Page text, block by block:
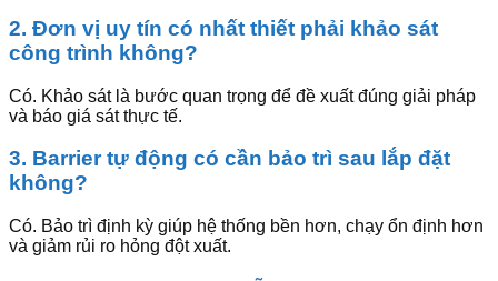
2. Đơn vị uy tín có nhất thiết phải khảo sát
công trình không?
Có. Khảo sát là bước quan trọng để đề xuất đúng giải pháp
và báo giá sát thực tế.
3. Barrier tự động có cần bảo trì sau lắp đặt
không?
Có. Bảo trì định kỳ giúp hệ thống bền hơn, chạy ổn định hơn
và giảm rủi ro hỏng đột xuất.